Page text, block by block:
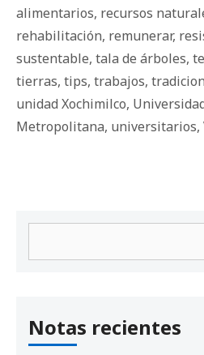
alimentarios, recursos
rehabilitación, remunerar,
sustentable, tala de árboles,
tierras, tips, trabajos,
unidad Xochimilco,
Metropolitana, universitarios,
Notas recientes